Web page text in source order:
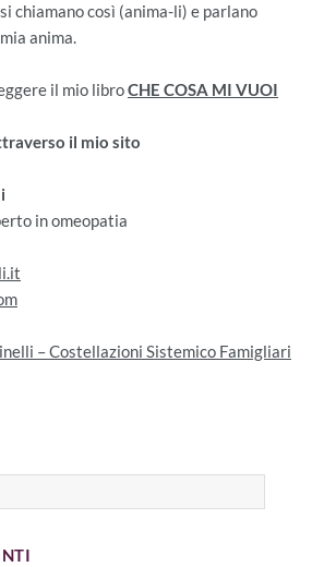
chiamano così (anima-li) e parlano
anima.
il mio libroCHE COSA MI VUOI
il mio sito
in omeopatia
– Costellazioni Sistemico Famigliari